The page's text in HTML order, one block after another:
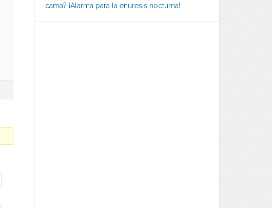
cama? ¡Alarma para la enuresis nocturna!